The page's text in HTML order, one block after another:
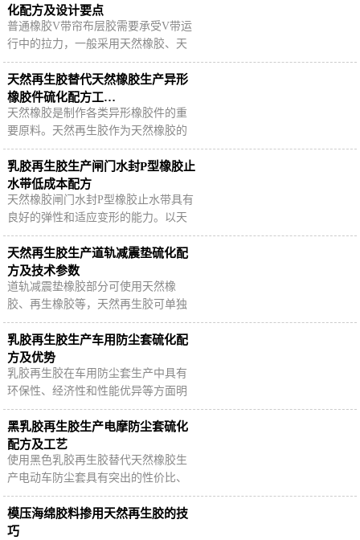
和黑色为主，…
化配方及设计要点
普通橡胶V带帘布层胶需要承受V带运
行中的拉力，一般采用天然橡胶、天
然橡胶/丁苯橡胶或氯丁橡胶并用，适
量掺用天然再生胶可有效降低原料成
本。
天然再生胶替代天然橡胶生产异形
橡胶件硫化配方工…
天然橡胶是制作各类异形橡胶件的重
要原料。天然再生胶作为天然橡胶的
替代原料，可单独使用或与天然橡
胶、合成橡胶并用生产异形橡胶件，
有效降低原料成…
乳胶再生胶生产闸门水封P型橡胶止
水带低成本配方
天然橡胶闸门水封P型橡胶止水带具有
良好的弹性和适应变形的能力。以天
然橡胶为主要原料生产胶闸门水封P型
橡胶止水带时，可以适量掺用天然乳
胶再生胶，…
天然再生胶生产道轨减震垫硫化配
方及技术参数
道轨减震垫橡胶部分可使用天然橡
胶、再生橡胶等，天然再生胶可单独
使用或与天然橡胶并用，赋予道轨减
震垫良好的弹性与耐久性。
乳胶再生胶生产车用防尘套硫化配
方及优势
乳胶再生胶在车用防尘套生产中具有
环保性、经济性和性能优异等方面明
显优势，使用乳胶再生胶的车用防尘
套既能满足产品性能要求，又能降低
生产成本，在…
黑乳胶再生胶生产电摩防尘套硫化
配方及工艺
使用黑色乳胶再生胶替代天然橡胶生
产电动车防尘套具有突出的性价比、
环保性和可持续性等优势。通过合理
的硫化配方和炼胶工艺，可以生产出
符合要求的电…
模压海绵胶料掺用天然再生胶的技
巧